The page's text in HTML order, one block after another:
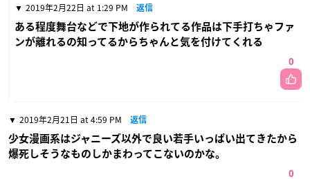
2019年2月22日 at 1:29 PM 返信
ある程度舞台などで下地が作られてる作品は下手打ちゃファ
ンが離れるの知ってるからちゃんと気を付けてくれる
0
2019年2月21日 at 4:59 PM 返信
少女漫画系はジャニーズ以外で良い若手いっぱい出てきたから
爆死しそうなものしかまわってこないのかな。
0